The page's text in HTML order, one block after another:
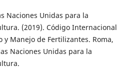
Naciones Unidas para la
(2019). Código Internacional
y Manejo de Fertilizantes. Roma,
Naciones Unidas para la